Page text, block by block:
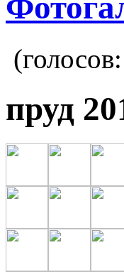
(голосов:
пруд